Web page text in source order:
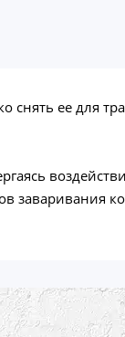
снять ее для
заваривания